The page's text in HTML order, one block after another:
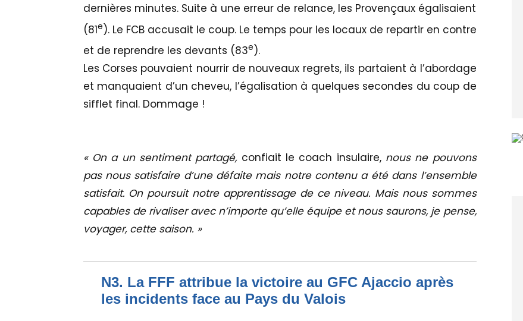
dernières minutes. Suite à une erreur de relance, les Provençaux égalisaient
(81e). Le FCB accusait le coup. Le temps pour les locaux de repartir en contre
et de reprendre les devants (83e).
Les Corses pouvaient nourrir de nouveaux regrets, ils partaient à l’abordage
et manquaient d’un cheveu, l’égalisation à quelques secondes du coup de
sifflet final. Dommage !
« On a un sentiment partagé, confiait le coach insulaire, nous ne pouvons
pas nous satisfaire d’une défaite mais notre contenu a été dans l’ensemble
satisfait. On poursuit notre apprentissage de ce niveau. Mais nous sommes
capables de rivaliser avec n’importe qu’elle équipe et nous saurons, je pense,
voyager, cette saison. »
N3. La FFF attribue la victoire au GFC Ajaccio après
les incidents face au Pays du Valois